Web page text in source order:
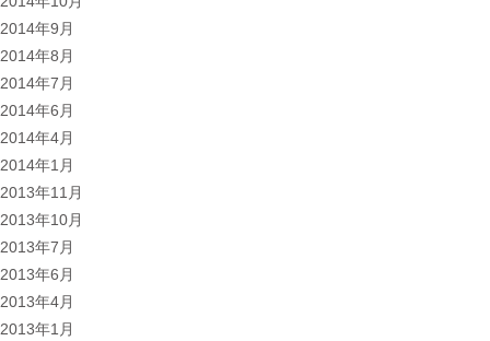
2014年9月
2014年8月
2014年7月
2014年6月
2014年4月
2014年1月
2013年11月
2013年10月
2013年7月
2013年6月
2013年4月
2013年1月